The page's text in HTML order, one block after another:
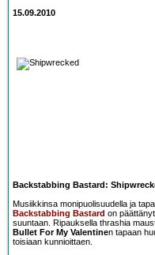
15.09.2010
Backstabbing Bastard:
Musiikkinsa monipuolisuudella ja
Backstabbing Bastard on
suuntaan. Ripauksella thrashia
Bullet For My Valentinen tapaan
toisiaan kunnioittaen.